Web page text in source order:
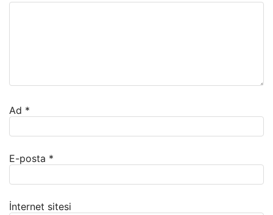
Ad *
E-posta *
İnternet sitesi